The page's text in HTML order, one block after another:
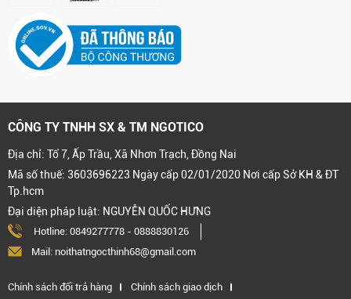
CÔNG TY TNHH SX & TM NGOTICO
Địa chỉ: Tổ 7, Ấp Trầu, Xã Nhơn Trạch, Đồng Nai
Mã số thuế: 3603696223 Ngày cấp 02/01/2020 Nơi cấp Sở KH & ĐT
Tp.hcm
Đại diện pháp luật: NGUYỄN QUỐC HƯNG
Hotline: 0849277778 - 0888830126
Mail: noithatngocthinh68@gmail.com
Chính sách đổi trả hàng Chính sách giao dịch